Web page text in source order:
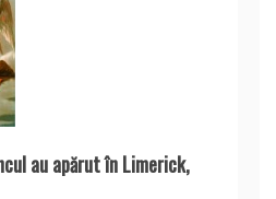
au apărut în Limerick,